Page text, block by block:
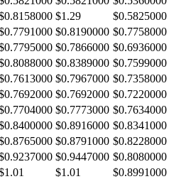
$1.29
$0.5825000
$0.8190000 $0.7758000
$0.7866000 $0.6936000
$0.8389000 $0.7599000
$0.7967000 $0.7358000
$0.7692000 $0.7220000
$0.7773000 $0.7634000
$0.8916000 $0.8341000
$0.8791000 $0.8228000
$0.9447000 $0.8080000
$1.01
$0.8991000